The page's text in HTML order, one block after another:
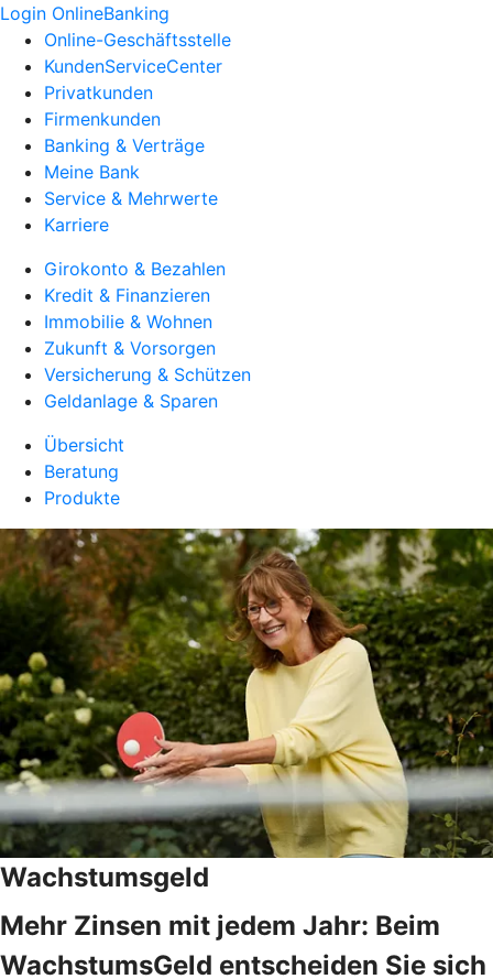
Login OnlineBanking
Online-Geschäftsstelle
KundenServiceCenter
Privatkunden
Firmenkunden
Banking & Verträge
Meine Bank
Service & Mehrwerte
Karriere
Girokonto & Bezahlen
Kredit & Finanzieren
Immobilie & Wohnen
Zukunft & Vorsorgen
Versicherung & Schützen
Geldanlage & Sparen
Übersicht
Beratung
Produkte
Wachstumsgeld
Mehr Zinsen mit jedem Jahr: Beim
WachstumsGeld entscheiden Sie sich